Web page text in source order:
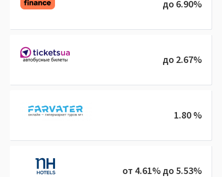
до 6.90%
до 2.67%
1.80 %
от 4.61% до 5.53%